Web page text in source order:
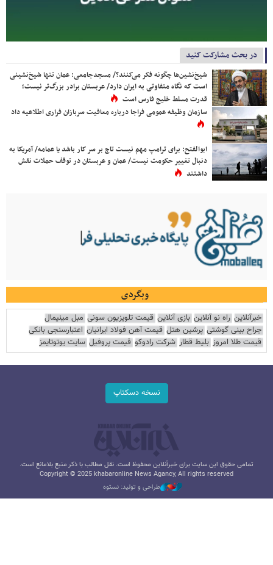
در بحث مشارکت کنید
شیخ‌نشین‌ها چگونه فکر می‌کنند؟/ مسجدجامعی: عمان تنها شیخ‌نشینی
است که نگاه متفاوتی به ایران دارد/ عربستان برادر بزرگ‌تر نیست؛
قدرت مسلط خلیج فارس است
سازمان وظیفه عمومی فراجا درباره معافیت سربازان فراری اطلاعیه داد
ابوالفتح: برای ترامپ مهم نیست تاج بر سر کار باشد یا عمامه/ آمریکا به
دنبال تغییر حکومت نیست/ عمان و عربستان در توقف حملات نقش
داشتند
وبگردی
خبرآنلاین راه نو آنلاین بازی آنلاین قیمت تلویزیون سونی مبل مینیمال
جراح بینی گوشتی پرشین هتل قیمت آهن فولاد ایرانیان اعتبارسنجی بانکی
قیمت طلا امروز بلیط قطار شرکت رادوکو قیمت پروفیل سایت یوتوتایمز
نسخه دسکتاپ
تمامی حقوق این سایت برای خبرآنلاین محفوظ است. نقل مطالب با ذکر منبع بلامانع است.
Copyright © 2025 khabaronline News Agancy, All rights reserved
طراحی و تولید: نستوه